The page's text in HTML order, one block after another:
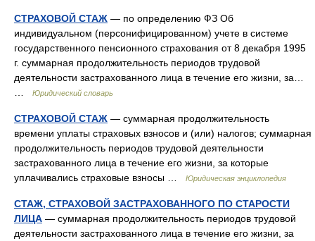
СТРАХОВОЙ СТАЖ — по определению ФЗ Об
индивидуальном (персонифицированном) учете в системе
государственного пенсионного страхования от 8 декабря 1995
г. суммарная продолжительность периодов трудовой
деятельности застрахованного лица в течение его жизни, за…
Юридический словарь
СТРАХОВОЙ СТАЖ — суммарная продолжительность
времени уплаты страховых взносов и (или) налогов; суммарная
продолжительность периодов трудовой деятельности
застрахованного лица в течение его жизни, за которые
уплачивались страховые взносы …
Юридическая энциклопедия
СТАЖ, СТРАХОВОЙ ЗАСТРАХОВАННОГО ПО СТАРОСТИ
ЛИЦА — суммарная продолжительность периодов трудовой
деятельности застрахованного лица в течение его жизни, за